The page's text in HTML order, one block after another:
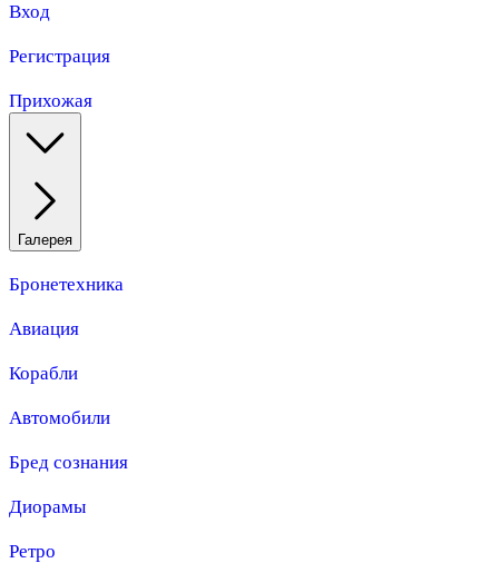
Вход
Регистрация
Прихожая
Галерея
Бронетехника
Авиация
Корабли
Автомобили
Бред сознания
Диорамы
Ретро